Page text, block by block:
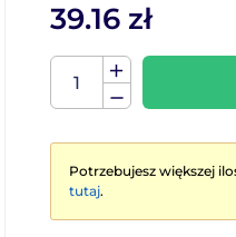
39.16 zł
Potrzebujesz większej
tutaj.